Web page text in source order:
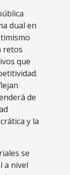
dual en
retos
que
de
y la
se
a nivel